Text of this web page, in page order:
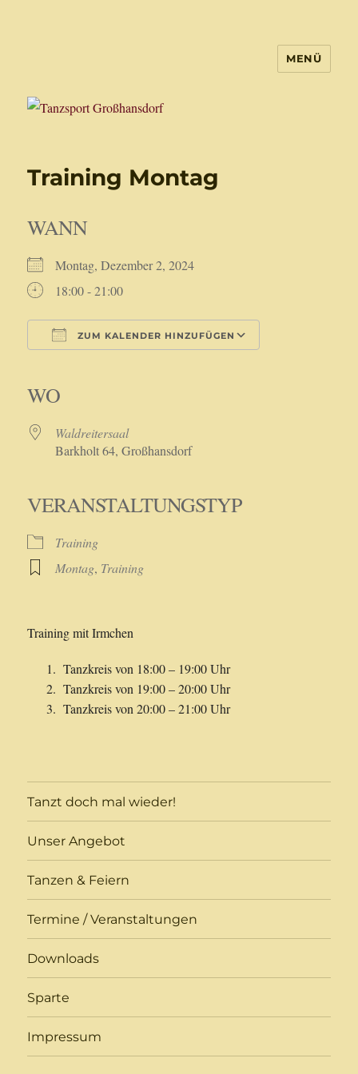
MENÜ
Training Montag
WANN
Montag, Dezember 2, 2024
18:00 - 21:00
ZUM KALENDER HINZUFÜGEN
WO
Waldreitersaal
Barkholt 64, Großhansdorf
VERANSTALTUNGSTYP
Training
Montag, Training
Training mit Irmchen
Tanzkreis von 18:00 – 19:00 Uhr
Tanzkreis von 19:00 – 20:00 Uhr
Tanzkreis von 20:00 – 21:00 Uhr
Tanzt doch mal wieder!
Unser Angebot
Tanzen & Feiern
Termine / Veranstaltungen
Downloads
Sparte
Impressum